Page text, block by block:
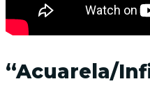
“Acuarela/